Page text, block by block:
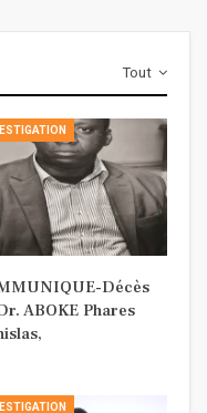
Tout
Décès
ABOKE Phares